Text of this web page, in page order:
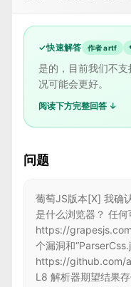
✓快速解答 作者 artf
是的，目前我们不
况可能会更好。
阅读下方完整回答 ↓
问题
葡萄JS版本[X] 我确
是什么浏览器？ 任
https://
个漏洞和
https://github.com/
L8 解析器期望结果